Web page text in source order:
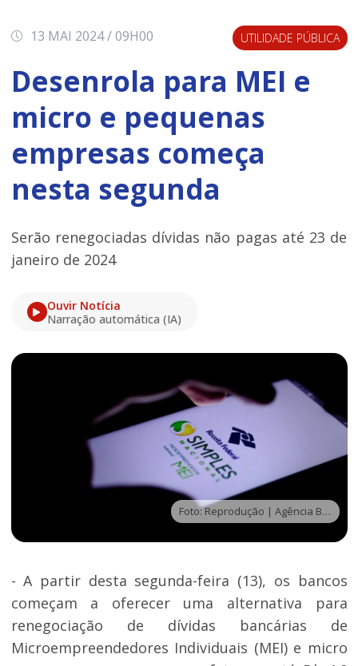
13 MAI 2024 / 09H00 UTILIDADE PÚBLICA
Desenrola para MEI e
micro e pequenas
empresas começa
nesta segunda
Serão renegociadas dívidas não pagas até 23 de
janeiro de 2024
Ouvir Notícia
Narração automática (IA)
Foto: Reprodução | Agência Brasil
- A partir desta segunda-feira (13), os bancos
começam a oferecer uma alternativa para
renegociação de dívidas bancárias de
Microempreendedores Individuais (MEI) e micro